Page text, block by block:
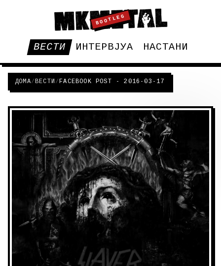
BOOTLEG
ВЕСТИ ИНТЕРВЈУА НАСТАНИ
ДОМА/ВЕСТИ /FACEBOOK POST - 2016-03-17